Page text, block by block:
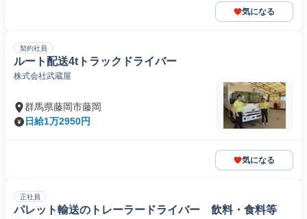
気になる
契約社員
ルート配送4tトラックドライバー
株式会社武蔵屋
群馬県藤岡市藤岡
日給1万2950円
気になる
正社員
パレット輸送のトレーラードライバー 飲料・食料等